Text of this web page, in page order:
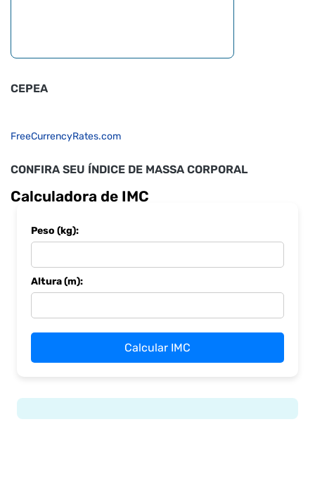
CEPEA
FreeCurrencyRates.com
CONFIRA SEU ÍNDICE DE MASSA CORPORAL
Calculadora de IMC
Peso (kg):
Altura (m):
Calcular IMC